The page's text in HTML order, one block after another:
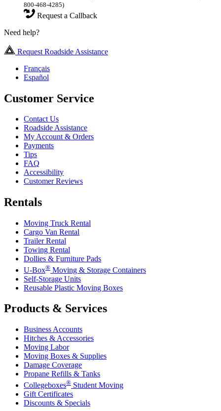
800-468-4285)
Request a Callback
Need help?
Request Roadside Assistance
Français
Español
Customer Service
Contact Us
Roadside Assistance
My Account & Orders
Payments
Tips
FAQ
Accessibility
Customer Reviews
Rentals
Moving Truck Rental
Cargo Van Rental
Trailer Rental
Towing Rental
Dollies & Furniture Pads
U-Box® Moving & Storage Containers
Self-Storage Units
Reusable Plastic Moving Boxes
Products & Services
Business Accounts
Hitches & Accessories
Moving Labor
Moving Boxes & Supplies
Damage Coverage
Propane Refills & Tanks
Collegeboxes® Student Moving
Gift Certificates
Discounts & Specials